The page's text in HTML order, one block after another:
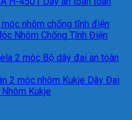
Nhôm Chống Tĩnh Điện
Bộ dây đai an toàn
Dây Đai
Kukje